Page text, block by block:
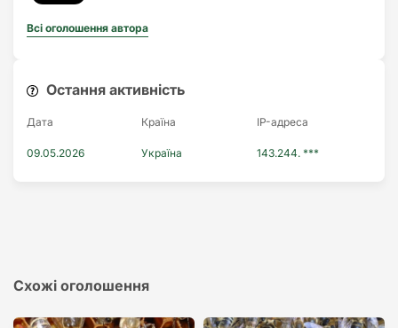
Всі оголошення автора
Остання активність
Дата Країна IP-адреса
09.05.2026 Україна 143.244. ***
Схожі оголошення